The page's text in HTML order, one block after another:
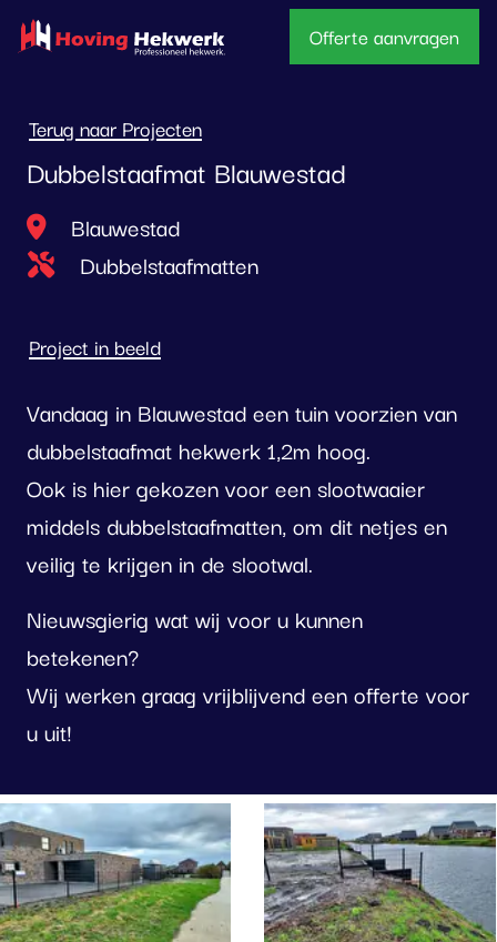
overslaan
Offerte aanvragen
Terug naar Projecten
Dubbelstaafmat Blauwestad
Locatie
Blauwestad
Type project
Dubbelstaafmatten
Project in beeld
Vandaag in Blauwestad een tuin voorzien van
dubbelstaafmat hekwerk 1,2m hoog.
Ook is hier gekozen voor een slootwaaier
middels dubbelstaafmatten, om dit netjes en
veilig te krijgen in de slootwal.
Nieuwsgierig wat wij voor u kunnen
betekenen?
Wij werken graag vrijblijvend een offerte voor
u uit!